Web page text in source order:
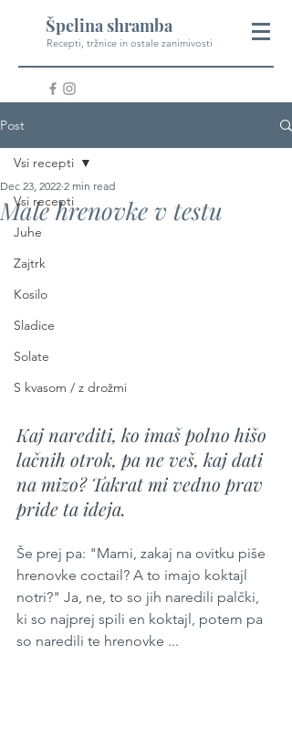
Špelina shramba
Recepti, tržnice in ostale zanimivosti
Post
Vsi recepti
Juhe
Zajtrk
Kosilo
Sladice
Solate
S kvasom / z drožmi
Vsi recepti
Male hrenovke v testu
Dec 23, 2022 2 min read
Kaj narediti, ko imaš polno hišo
lačnih otrok, pa ne veš, kaj dati
na mizo? Takrat mi vedno prav
pride ta ideja.
Še prej pa: "Mami, zakaj na ovitku piše
hrenovke coctail? A to imajo koktajl
notri?" Ja, ne, to so jih naredili palčki,
ki so najprej spili en koktajl, potem pa
so naredili te hrenovke ...